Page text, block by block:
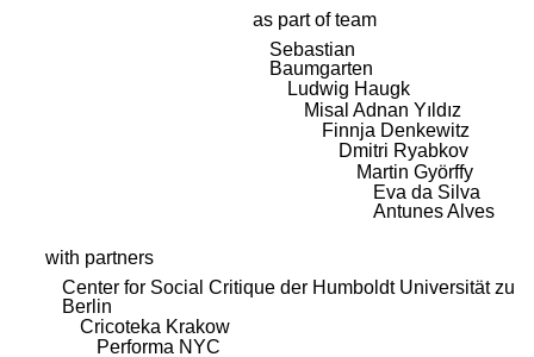
as part of team
Sebastian
Baumgarten
Ludwig Haugk
Misal Adnan Yıldız
Finnja Denkewitz
Dmitri Ryabkov
Martin Györffy
Eva da Silva
Antunes Alves
with partners
Center for Social Critique der Humboldt Universität zu
Berlin
Cricoteka Krakow
Performa NYC